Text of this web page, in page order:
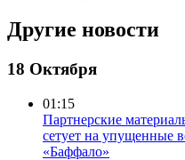
Другие новости
18 Октября
01:15
Партнерские
сетует на упущенные
«Баффало»